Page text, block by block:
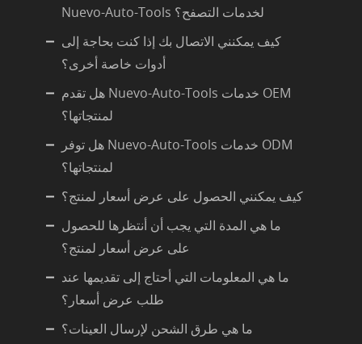
Nuevo-Auto-Tools لخدمات التصفح؟
كيف يمكنني الاتصال بك إذا كنت بحاجة إلى
أدوات خاصة أخرى؟
هل تقدم Nuevo-Auto-Tools خدمات OEM
لمنتجاتها؟
هل توفر Nuevo-Auto-Tools خدمات ODM
لمنتجاتها؟
كيف يمكنني الحصول على عرض أسعار لمنتج؟
ما هي المدة التي يجب أن أنتظرها للحصول
على عرض أسعار لمنتج؟
ما هي المعلومات التي أحتاج إلى تقديمها عند
طلب عرض أسعار؟
ما هي طرق الشحن لإرسال العينات؟